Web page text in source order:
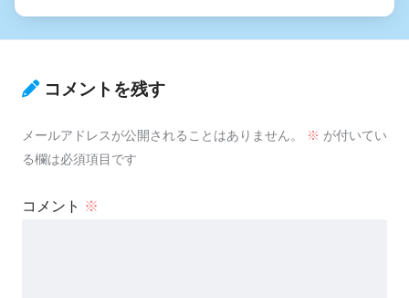
コメントを残す
メールアドレスが公開されることはありません。 ※ が付いてい
る欄は必須項目です
コメント ※